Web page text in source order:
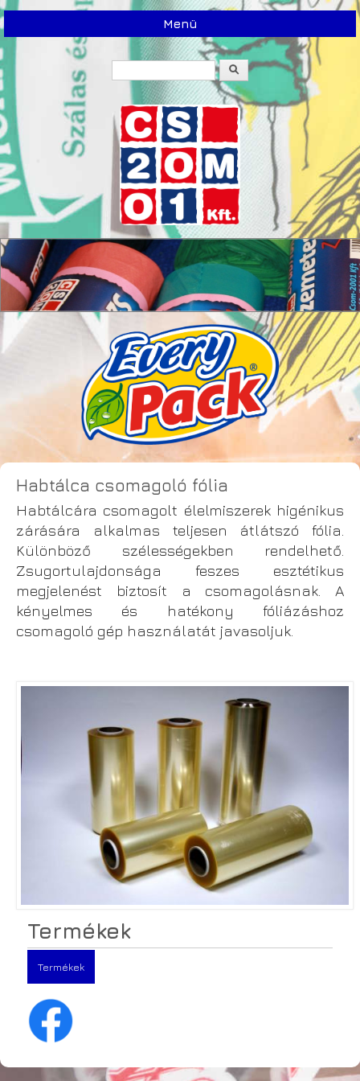
Menü
Keresés űrlap Keresés
Habtálca csomagoló fólia
Habtálcára csomagolt élelmiszerek higénikus
zárására alkalmas teljesen átlátszó fólia.
Különböző szélességekben rendelhető.
Zsugortulajdonsága feszes esztétikus
megjelenést biztosít a csomagolásnak. A
kényelmes és hatékony fóliázáshoz
csomagoló gép használatát javasoljuk.
Termékek
Termékek